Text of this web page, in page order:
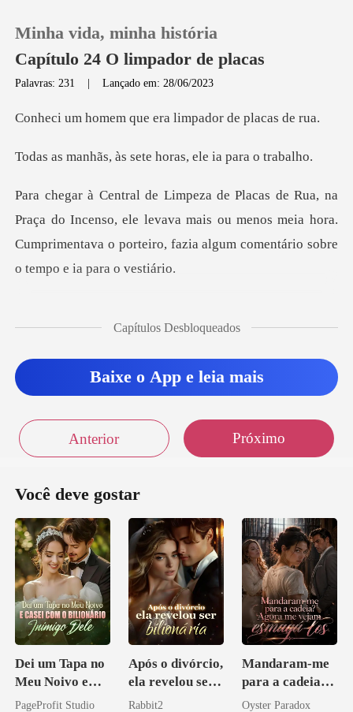
Loja
Histórico
Minha vida, minha história
Capítulo 24 O limpador de placas
Palavras: 231 |Lançado em: 28/06/2023
que era limpador
s sete horas, ele
ncenso, ele levava mais ou menos meia hora.
Cumprimentava o port
Capítulos Desbloqueados
Baixe o App e leia mais
Anterior Próximo
Você deve gostar
Dei um Tapa no
Meu Noivo e
Casei com o
PageProfit Studio
Após o divórcio,
ela revelou ser
bilionária
Rabbit2
Mandaram-me
para a cadeia?
Agora me
Oyster Paradox